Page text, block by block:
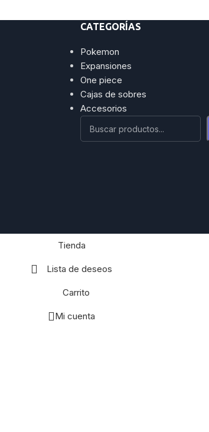
CATEGORÍAS
Pokemon
Expansiones
One piece
Cajas de sobres
Accesorios
Tienda
Lista de deseos
Carrito
Mi cuenta